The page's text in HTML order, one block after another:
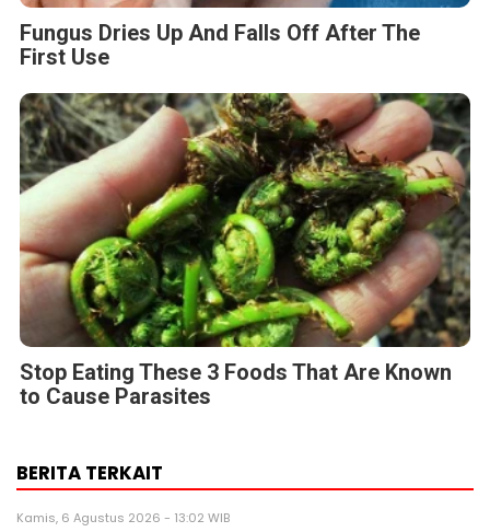
Fungus Dries Up And Falls Off After The
First Use
Stop Eating These 3 Foods That Are Known
to Cause Parasites
BERITA TERKAIT
Kamis, 6 Agustus 2026 - 13:02 WIB